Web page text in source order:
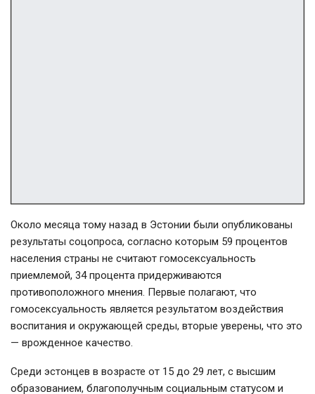
Около месяца тому назад в Эстонии были опубликованы
результаты соцопроса, согласно которым 59 процентов
населения страны не считают гомосексуальность
приемлемой, 34 процента придерживаются
противоположного мнения. Первые полагают, что
гомосексуальность является результатом воздействия
воспитания и окружающей среды, вторые уверены, что это
— врожденное качество.
Среди эстонцев в возрасте от 15 до 29 лет, с высшим
образованием, благополучным социальным статусом и